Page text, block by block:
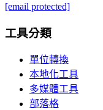
[email protected]
工具分類
單位轉換
本地化工具
多媒體工具
部落格